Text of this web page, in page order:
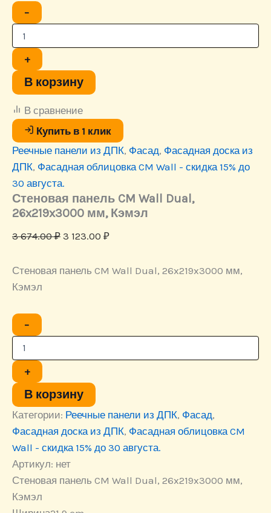
−
Количество
товара
CM
Wall
Dual,
26x219x3000
Кэмэл
+
В корзину
В сравнение
Купить в 1 клик
Реечные панели из ДПК, Фасад, Фасадная доска из
ДПК, Фасадная облицовка CM Wall - скидка 15% до
30 августа.
Стеновая панель CM Wall Dual,
26x219x3000 мм, Кэмэл
3 674.00₽ Первоначальная
составляла
3 123.00 ₽Текущая
3
Стеновая панель CM Wall Dual, 26x219x3000 мм,
Кэмэл
−
Количество
товара
CM
Wall
Dual,
26x219x3000
мм,
Кэмэл
+
В корзину
Категории: Реечные панели из ДПК, Фасад,
Фасадная доска из ДПК, Фасадная облицовка CM
Wall - скидка 15% до 30 августа.
Артикул: нет
Стеновая панель CM Wall Dual, 26x219x3000 мм,
Кэмэл